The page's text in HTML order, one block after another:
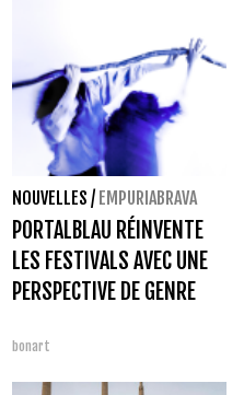
NOUVELLES / EMPURIABRAVA
PORTALBLAU RÉINVENTE
LES FESTIVALS AVEC UNE
PERSPECTIVE DE GENRE
bonart